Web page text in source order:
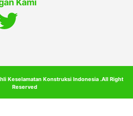
Kami
Keselamatan Konstruksi Indonesia .All Right
Reserved